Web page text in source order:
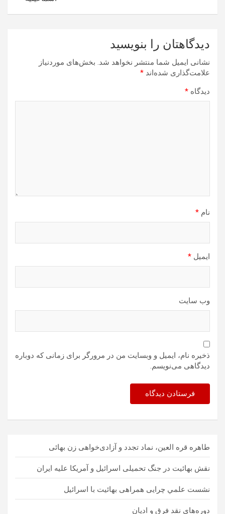
دیدگاهتان را بنویسید
نشانی ایمیل شما منتشر نخواهد شد. بخش‌های موردنیاز
علامت‌گذاری شده‌اند *
دیدگاه *
نام *
ایمیل *
وب‌ سایت
ذخیره نام، ایمیل و وبسایت من در مرورگر برای زمانی که دوباره
دیدگاهی می‌نویسم.
طاهره قره العين، نماد تجدد و آزادی‌خواهی زن بهائی
نقش بهائیت در جنگ تحمیلی اسرائیل و آمریکا علیه ایران
نشست علمي چرایی همراهی بهائیت با اسرائیل
دوره‌هاي نقد فرق و اديان